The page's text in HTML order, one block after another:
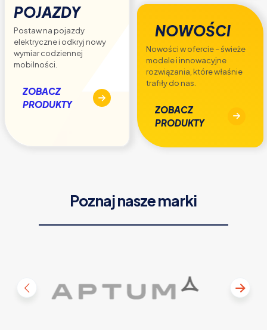
POJAZDY
Postaw na pojazdy
elektryczne i odkryj nowy
wymiar codziennej
mobilności.
ZOBACZ
PRODUKTY
NOWOŚCI
Nowości w ofercie – świeże
modele i innowacyjne
rozwiązania, które właśnie
trafiły do nas.
ZOBACZ
PRODUKTY
Poznaj nasze marki